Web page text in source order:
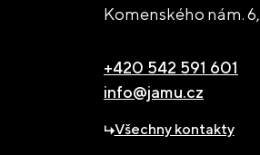
Komenského nám. 6,
+420 542 591 601
info@jamu.cz
Všechny kontakty